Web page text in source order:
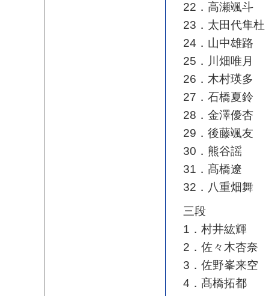
22．高瀬颯斗
23．太田代隼杜
24．山中雄路
25．川畑唯月
26．木村瑛多
27．石橋夏鈴
28．金澤優杏
29．後藤颯友
30．熊谷謡
31．髙橋遼
32．八重畑舞
三段
1．村井紘輝
2．佐々木杏奈
3．佐野峯来空
4．髙橋拓都